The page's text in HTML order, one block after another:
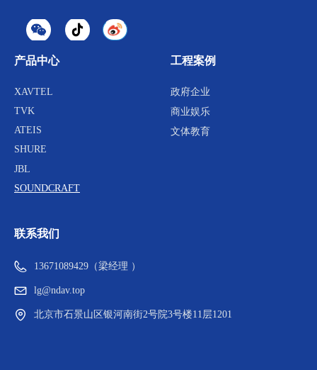
联系我们
13671089429（梁经理 ）
lg@ndav.top
北京市石景山区银河南街2号院3号楼11层1201
产品中心
XAVTEL
TVK
ATEIS
SHURE
JBL
SOUNDCRAFT
工程案例
政府企业
商业娱乐
文体教育